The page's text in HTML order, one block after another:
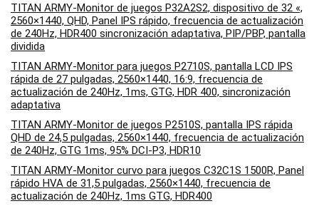
TITAN ARMY-Monitor de juegos P32A2S2, dispositivo de 32 «,
2560×1440, QHD, Panel IPS rápido, frecuencia de actualización
de 240Hz, HDR400 sincronización adaptativa, PIP/PBP, pantalla
dividida
TITAN ARMY-Monitor para juegos P2710S, pantalla LCD IPS
rápida de 27 pulgadas, 2560×1440, 16:9, frecuencia de
actualización de 240Hz, 1ms, GTG, HDR 400, sincronización
adaptativa
TITAN ARMY-Monitor de juegos P2510S, pantalla IPS rápida
QHD de 24,5 pulgadas, 2560×1440, frecuencia de actualización
de 240Hz, GTG 1ms, 95% DCI-P3, HDR10
TITAN ARMY-Monitor curvo para juegos C32C1S 1500R, Panel
rápido HVA de 31,5 pulgadas, 2560×1440, frecuencia de
actualización de 240Hz, 1ms GTG, HDR400